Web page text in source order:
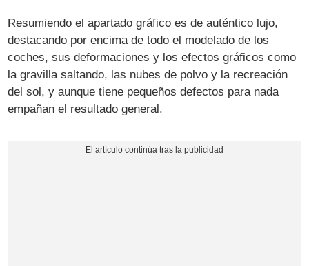
Resumiendo el apartado gráfico es de auténtico lujo,
destacando por encima de todo el modelado de los
coches, sus deformaciones y los efectos gráficos como
la gravilla saltando, las nubes de polvo y la recreación
del sol, y aunque tiene pequeños defectos para nada
empañan el resultado general.